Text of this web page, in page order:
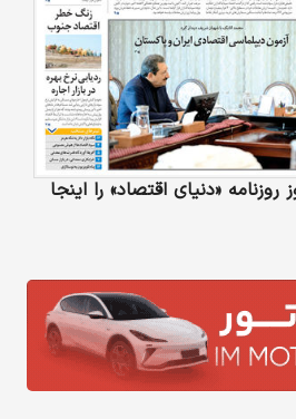
«دنیای‌ اقتصاد» را اینجا